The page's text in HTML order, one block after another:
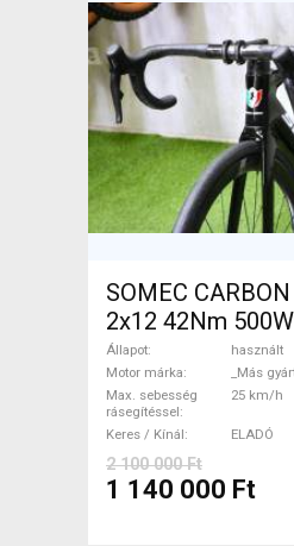
SOMEC
2x12 42Nm
Elektromos
_Más gyártó
Állapot
használt
Motor márka
_Más
Max. sebesség
rásegítéssel
25 km/h
Keres / Kínál ELADÓ
2 100 000 Ft
1 140 000 Ft